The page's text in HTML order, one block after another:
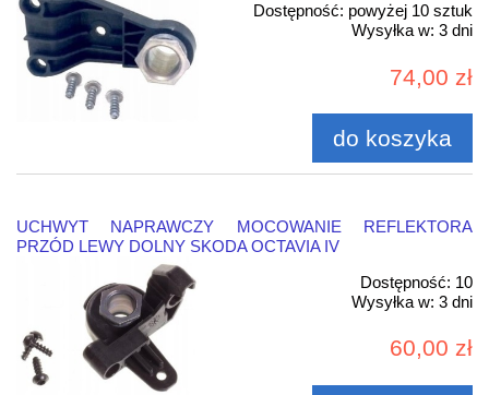
Dostępność: powyżej 10 sztuk
Wysyłka w: 3 dni
74,00 zł
do koszyka
UCHWYT NAPRAWCZY MOCOWANIE REFLEKTORA
PRZÓD LEWY DOLNY SKODA OCTAVIA IV
Dostępność: 10
Wysyłka w: 3 dni
60,00 zł